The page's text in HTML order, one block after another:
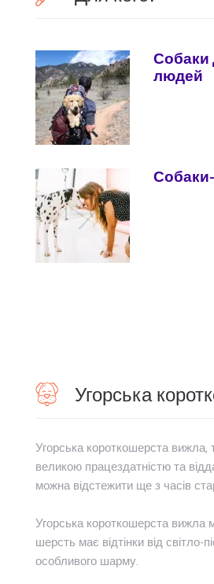
Собаки
людей
Угорська
Угорська короткошерста вижла,
великою працездатністю та
можна відстежити ще з часів
Угорська короткошерста вижла
шерсть має відтінки від світло-
особливого шарму.